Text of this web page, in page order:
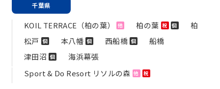
千葉県
KOIL TERRACE（柏の葉） 他 柏の葉 祝 個
柏
松戸 個 本八幡 個 西船橋 個
船橋
津田沼 個
海浜幕張
Sport & Do Resort リソルの森 他 祝